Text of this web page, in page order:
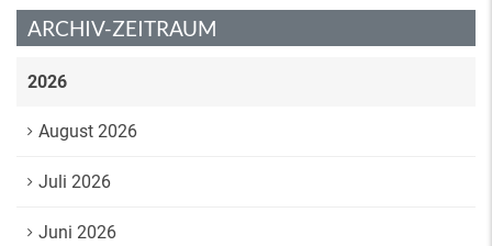
ARCHIV-ZEITRAUM
2026
August 2026
Juli 2026
Juni 2026